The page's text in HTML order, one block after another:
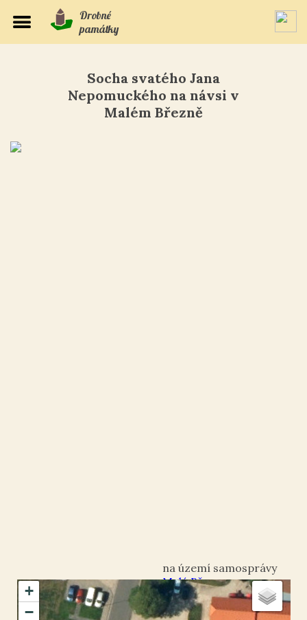
Drobné
památky
Socha svatého Jana
Nepomuckého na návsi v
Malém Březně
+
−
Malé Březno
okres Most